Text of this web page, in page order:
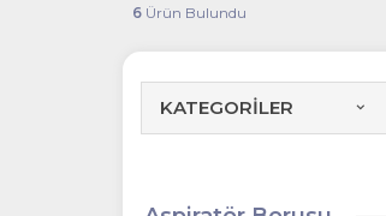
6Ürün Bulundu
KATEGORİLER